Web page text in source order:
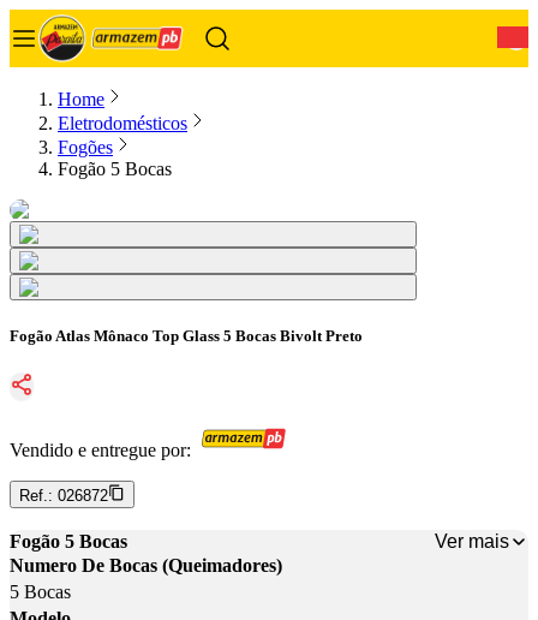
Home
Eletrodomésticos
Fogões
Fogão 5 Bocas
Fogão Atlas Mônaco Top Glass 5 Bocas Bivolt Preto
Vendido e entregue por:
Ref.: 026872
Fogão 5 Bocas
Ver mais
Numero De Bocas (Queimadores)
5 Bocas